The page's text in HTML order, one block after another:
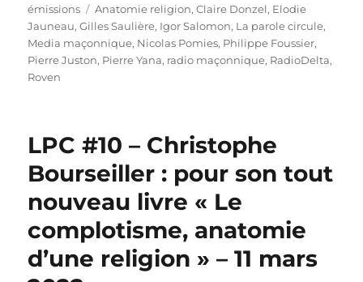
le
émissions
Étiquettes
Anatomie religion,Claire Donzel, Elodie
Jauneau,Gilles Saulière, Igor Salomon, La parole circule,
Media maçonnique, Nicolas Pomies, Philippe Foussier,
Pierre Juston, Pierre Yana, radio maçonnique, RadioDelta,
Roven
LPC #10 – Christophe
Bourseiller : pour son tout
nouveau livre « Le
complotisme, anatomie
d’une religion » – 11 mars